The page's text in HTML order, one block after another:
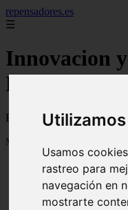
Usamos
rastreo para
navegación en
mostrarte
repensadores.es
☰
Innovacion
Página 27
Blog sobre innovacion,
Mostrando 625 - 648 de 930